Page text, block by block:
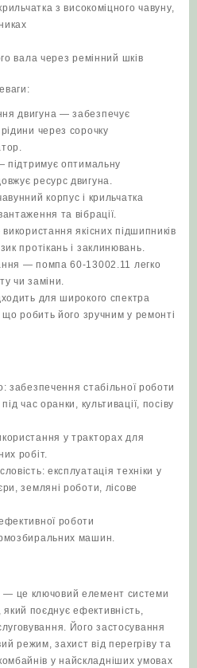
з високоміцного чавуну,
вала через ремінний шків
двигуна — забезпечує
через сорочку
підтримує оптимальну
ресурс двигуна.
корпус і крильчатка
та вібрації.
якісних підшипників
протікань і заклинювань.
— помпа 60-13002.11 легко
чи заміни.
для широкого спектра
що робить його зручним у ремонті
забезпечення стабільної роботи
час оранки, культивації, посіву
у тракторах для
робіт.
експлуатація техніки у
земляні роботи, лісове
роботи
машин.
це ключовий елемент системи
поєднує ефективність,
Його застосування
режим, захист від перегріву та
у найскладніших умовах